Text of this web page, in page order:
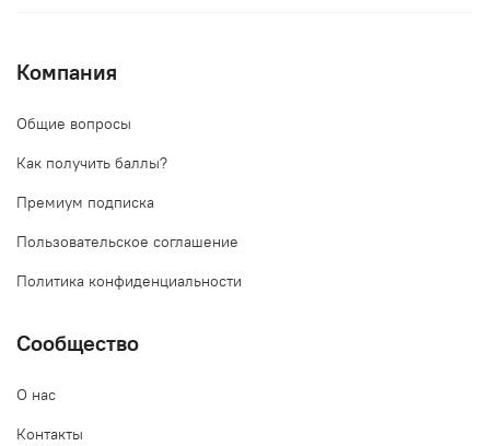
Компания
Общие вопросы
Как получить баллы?
Премиум подписка
Пользовательское соглашение
Политика конфиденциальности
Сообщество
О нас
Контакты